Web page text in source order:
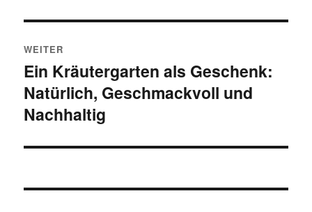
WEITER
Nächster Beitrag:
Ein Kräutergarten als Geschenk:
Natürlich, Geschmackvoll und
Nachhaltig